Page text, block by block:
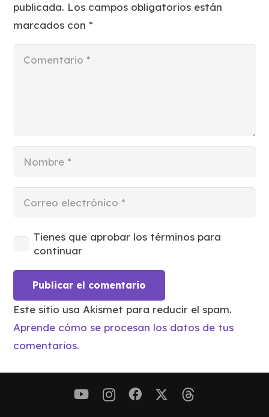
publicada. Los campos obligatorios están
marcados con*
Tienes que aprobar los términos para
continuar
Publicar el comentario
Este sitio usa Akismet para reducir el spam.
Aprende cómo se procesan los datos de tus
comentarios.